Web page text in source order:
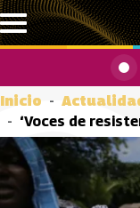
Pasar al contenido
Inicio
‘Voces de